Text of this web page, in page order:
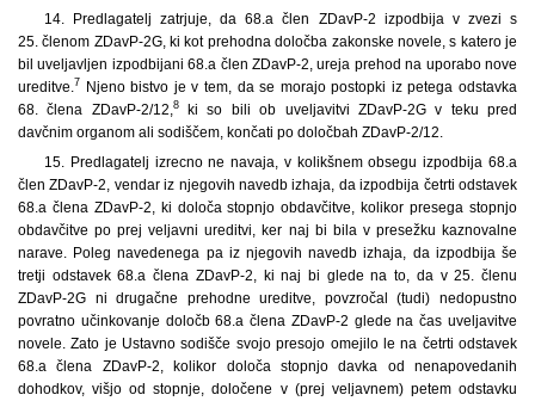
14. Predlagatelj zatrjuje, da 68.a člen ZDavP-2 izpodbija v zvezi s
25. členom ZDavP-2G, ki kot prehodna določba zakonske novele, s katero je
bil uveljavljen izpodbijani 68.a člen ZDavP-2, ureja prehod na uporabo nove
ureditve. 7 Njeno bistvo je v tem, da se morajo postopki iz petega odstavka
68. člena ZDavP-2/12, 8ki so bili ob uveljavitvi ZDavP-2G v teku pred
davčnim organom ali sodiščem, končati po določbah ZDavP-2/12.
15. Predlagatelj izrecno ne navaja, v kolikšnem obsegu izpodbija 68.a
člen ZDavP-2, vendar iz njegovih navedb izhaja, da izpodbija četrti odstavek
68.a člena ZDavP-2, ki določa stopnjo obdavčitve, kolikor presega stopnjo
obdavčitve po prej veljavni ureditvi, ker naj bi bila v presežku kaznovalne
narave. Poleg navedenega pa iz njegovih navedb izhaja, da izpodbija še
tretji odstavek 68.a člena ZDavP-2, ki naj bi glede na to, da v 25. členu
ZDavP-2G ni drugačne prehodne ureditve, povzročal (tudi) nedopustno
povratno učinkovanje določb 68.a člena ZDavP-2 glede na čas uveljavitve
novele. Zato je Ustavno sodišče svojo presojo omejilo le na četrti odstavek
68.a člena ZDavP-2, kolikor določa stopnjo davka od nenapovedanih
dohodkov, višjo od stopnje, določene v (prej veljavnem) petem odstavku